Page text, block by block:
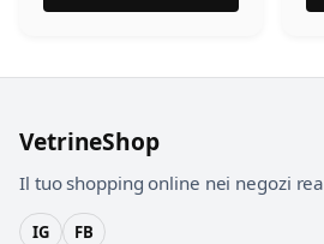
VetrineShop
Il tuo shopping online nei negozi
IG FB